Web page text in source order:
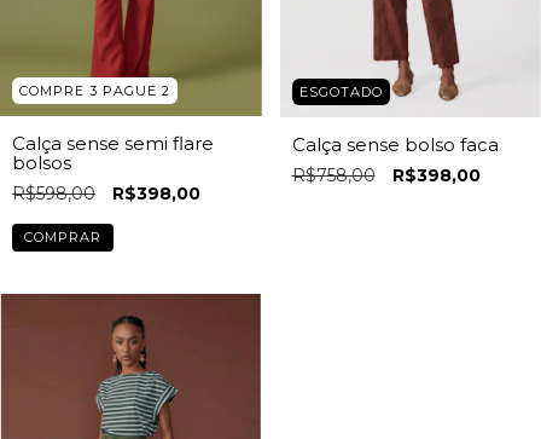
COMPRE 3 PAGUE 2
Calça sense semi flare
bolsos
R$598,00 R$398,00
COMPRAR
ESGOTADO
Calça sense bolso faca
R$758,00 R$398,00